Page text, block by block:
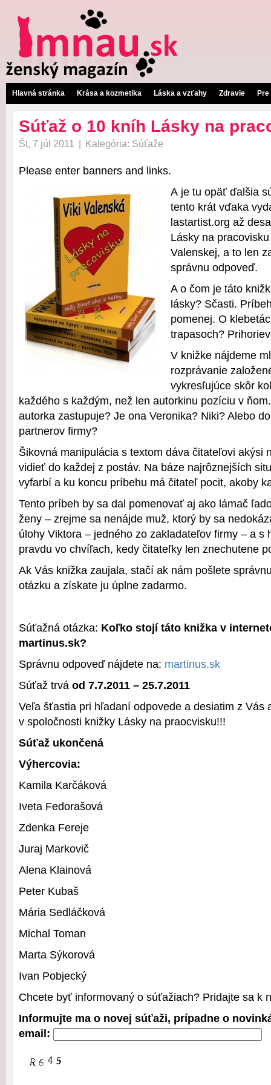
Hlavná stránka Krása a kozmetika Láska a vzťahy Zdravie
Súťaž o 10 kníh Lásky na
Št, 7 júl 2011 Kategória: Súťaže
Please enter banners and links.
A je tu opäť ďalšia
tento krát vďaka
lastartist.org až
Lásky na
Valenskej, a to len
správnu odpoveď.
A o čom je táto
lásky? Sčasti.
pomenej. O
trapasoch?
V knižke nájdeme
rozprávanie
vykresľujúce skôr
každého s každým, než len autorkinu pozíciu v
autorka zastupuje? Je ona Veronika? Niki? Alebo
partnerov firmy?
Šikovná manipulácia s textom dáva čitateľovi akýsi
vidieť do každej z postáv. Na báze najrôznejších
vyfarbí a ku koncu príbehu má čitateľ pocit, akoby
Tento príbeh by sa dal pomenovať aj ako lámač
ženy – zrejme sa nenájde muž, ktorý by sa
úlohy Viktora – jedného zo zakladateľov firmy – a s
pravdu vo chvíľach, kedy čitateľky len znechutene
Ak Vás knižka zaujala, stačí ak nám pošlete
otázku a získate ju úplne zadarmo.
Súťažná otázka: Koľko stojí táto knižka v
martinus.sk?
Správnu odpoveď nájdete na: martinus.sk
Súťaž trvá od 7.7.2011 – 25.7.2011
Veľa šťastia pri hľadaní odpovede a desiatim z Vás
v spoločnosti knižky Lásky na praocvisku!!!
Súťaž ukončená
Výhercovia:
Kamila Karčáková
Iveta Fedorašová
Zdenka Fereje
Juraj Markovič
Alena Klainová
Peter Kubaš
Mária Sedláčková
Michal Toman
Marta Sýkorová
Ivan Pobjecký
Chcete byť informovaný o súťažiach? Pridajte sa k
Informujte ma o novej súťaži, prípadne o
email: